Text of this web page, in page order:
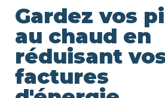
Gardez vos
au chaud en
réduisant
factures